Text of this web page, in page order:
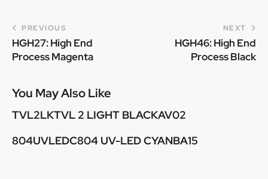
PREVIOUS
HGH27: High End
Process Magenta
NEXT
HGH46: High End
Process Black
You May Also Like
TVL2LKTVL 2 LIGHT BLACKAV02
804UVLEDC804 UV-LED CYANBA15